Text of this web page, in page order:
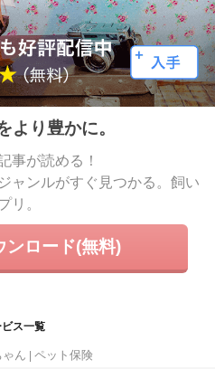
より豊かに。
事が読める！
ャンルがすぐ見つかる。飼い
リ。
ンロード(無料)
ス一覧
ん ペット保険